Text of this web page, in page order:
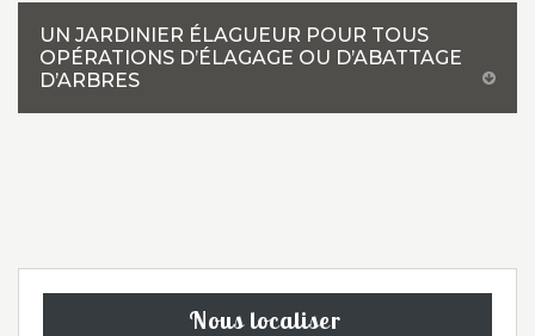
UN JARDINIER ÉLAGUEUR POUR TOUS
OPÉRATIONS D’ÉLAGAGE OU D’ABATTAGE
D’ARBRES
Nous localiser